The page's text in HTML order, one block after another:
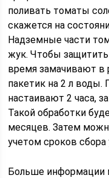
поливать томаты
скажется на
Надземные части
жук. Чтобы защитить
время замачивают в
пакетик на 2 л
настаивают 2 часа,
Такой обработки
месяцев. Затем
учетом сроков сбора
Больше информации